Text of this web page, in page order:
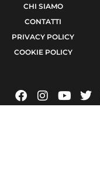
CHI SIAMO
CONTATTI
PRIVACY POLICY
COOKIE POLICY